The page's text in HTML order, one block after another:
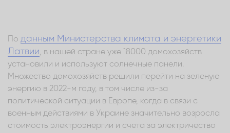
По данным Министерства климата и энергетики
Латвии, в нашей стране уже 18000 домохозяйств
установили и используют солнечные панели.
Множество домохозяйств решили перейти на зеленую
энергию в 2022-м году, в том числе из-за
политической ситуации в Европе, когда в связи с
военным действиями в Украине значительно возросла
стоимость электроэнергии и счета за электричество